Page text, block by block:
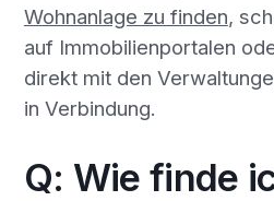
Wohnanlage zu finden,
auf Immobilienportalen
direkt mit den
in Verbindung.
Q: Wie finde